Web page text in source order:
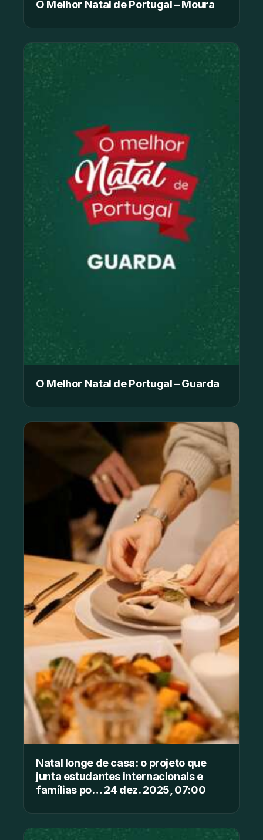
O Melhor Natal de Portugal – Moura
O Melhor Natal de Portugal – Guarda
Natal longe de casa: o projeto que
junta estudantes internacionais e
famílias po… 24 dez. 2025, 07:00